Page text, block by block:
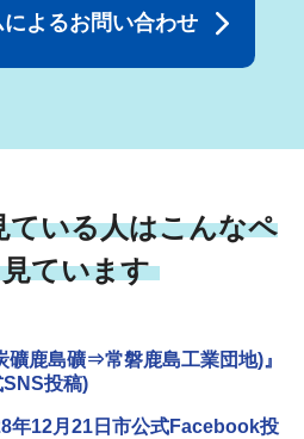
によるお問い合わせ
ている人はこんなペ
ています
礦鹿島礦⇒常磐鹿島工業団地)』
投稿)
年12月21日市公式Facebook投